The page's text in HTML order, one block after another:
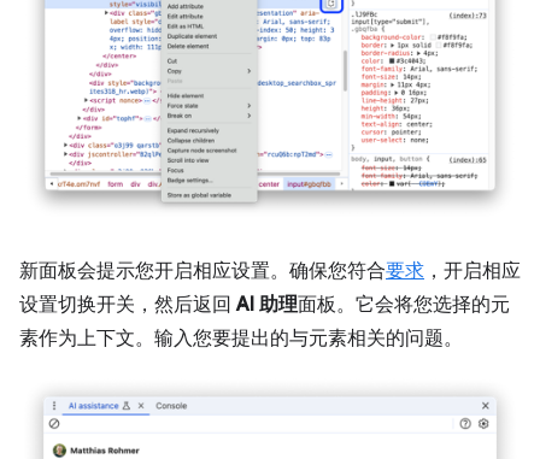
新面板会提示您开启相应设置。确保您符合要求 ，开启相应
设置切换开关，然后返回AI 助理面板。它会将您选择的元
素作为上下文。输入您要提出的与元素相关的问题。